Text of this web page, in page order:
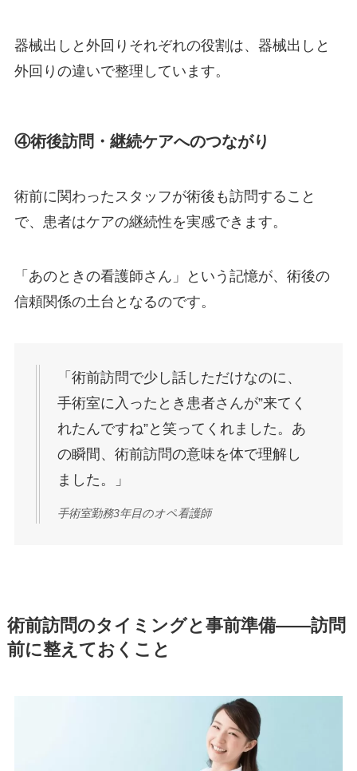
器械出しと外回りそれぞれの役割は、 器械出しと
外回りの違いで整理しています。
④術後訪問・継続ケアへのつながり
術前に関わったスタッフが術後も訪問すること
で、患者はケアの継続性を実感できます。
「あのときの看護師さん」という記憶が、術後の
信頼関係の土台となるのです。
「術前訪問で少し話しただけなのに、
手術室に入ったとき患者さんが”来てく
れたんですね”と笑ってくれました。あ
の瞬間、術前訪問の意味を体で理解し
ました。」
手術室勤務3年目のオペ看護師
術前訪問のタイミングと事前準備——訪問
前に整えておくこと